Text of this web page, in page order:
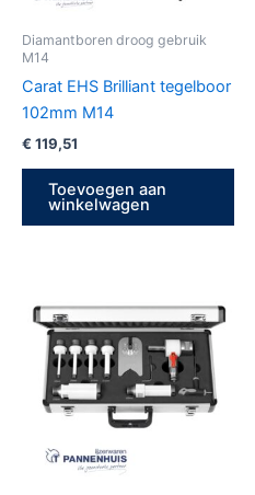
Diamantboren droog gebruik
M14
Carat EHS Brilliant tegelboor
102mm M14
€ 119,51
Toevoegen aan
winkelwagen